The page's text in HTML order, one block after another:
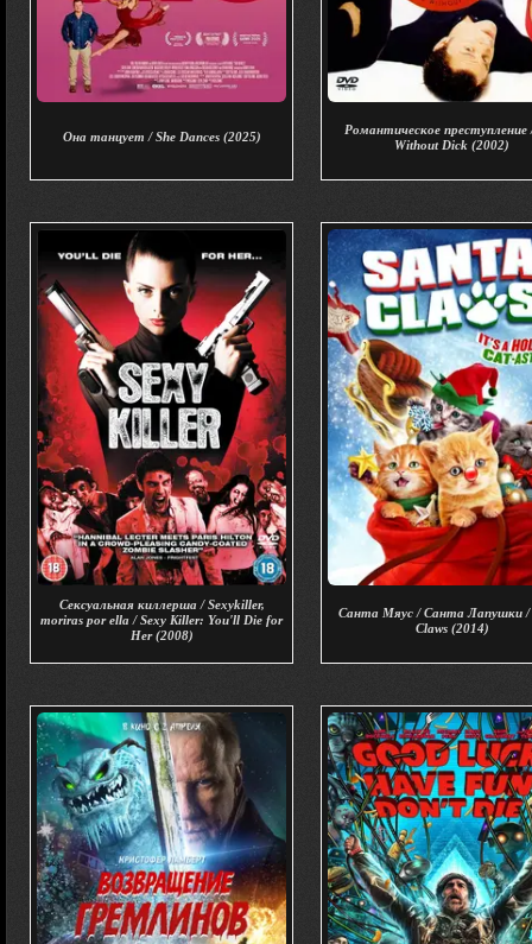
Она танцует / She Dances (2025)
Романтическое преступление
Without Dick (2002)
Сексуальная киллерша / Sexykiller,
moriras por ella / Sexy Killer: You'll Die for
Her (2008)
Санта Мяус / Санта Лапушки /
Claws (2014)